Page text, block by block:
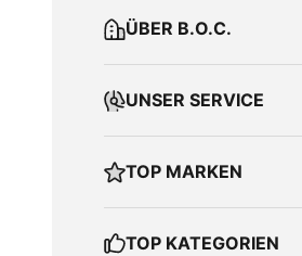
ÜBER B.O.C.
UNSER SERVICE
TOP MARKEN
TOP KATEGORIEN